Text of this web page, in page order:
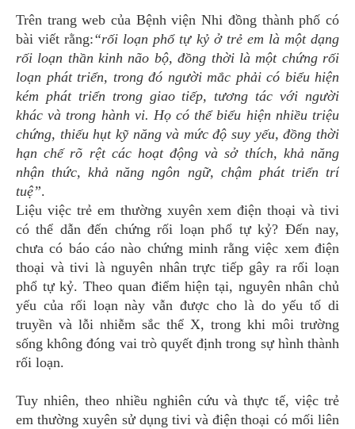
Trên trang web của Bệnh viện Nhi đồng thành phố có
bài viết rằng:“rối loạn phổ tự kỷ ở trẻ em là một dạng
rối loạn thần kinh não bộ, đồng thời là một chứng rối
loạn phát triển, trong đó người mắc phải có biểu hiện
kém phát triển trong giao tiếp, tương tác với người
khác và trong hành vi. Họ có thể biểu hiện nhiều triệu
chứng, thiếu hụt kỹ năng và mức độ suy yếu, đồng thời
hạn chế rõ rệt các hoạt động và sở thích, khả năng
nhận thức, khả năng ngôn ngữ, chậm phát triển trí
tuệ”.
Liệu việc trẻ em thường xuyên xem điện thoại và tivi
có thể dẫn đến chứng rối loạn phổ tự kỷ? Đến nay,
chưa có báo cáo nào chứng minh rằng việc xem điện
thoại và tivi là nguyên nhân trực tiếp gây ra rối loạn
phổ tự kỷ. Theo quan điểm hiện tại, nguyên nhân chủ
yếu của rối loạn này vẫn được cho là do yếu tố di
truyền và lỗi nhiễm sắc thể X, trong khi môi trường
sống không đóng vai trò quyết định trong sự hình thành
rối loạn.
Tuy nhiên, theo nhiều nghiên cứu và thực tế, việc trẻ
em thường xuyên sử dụng tivi và điện thoại có mối liên